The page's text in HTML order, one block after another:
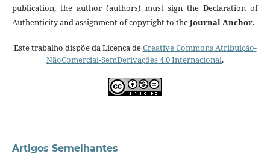
publication, the author (authors) must sign the Declaration of
Authenticity and assignment of copyright to theJournal Anchor.
Este trabalho dispõe da Licença deCreative Commons Atribuição-
NãoComercial-SemDerivações 4.0 Internacional.
Artigos Semelhantes